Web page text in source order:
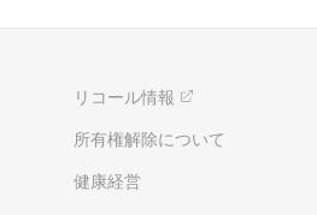
リコール情報
所有権解除について
健康経営